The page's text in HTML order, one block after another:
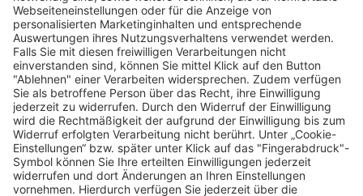
Zugänglichkeit
Careers
Bei Facility Connect anmelden
Impressum